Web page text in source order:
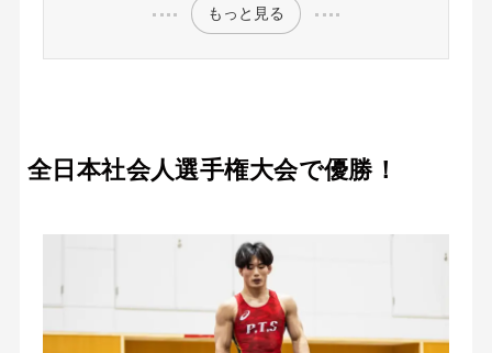
もっと見る
全日本社会人選手権大会で優勝！